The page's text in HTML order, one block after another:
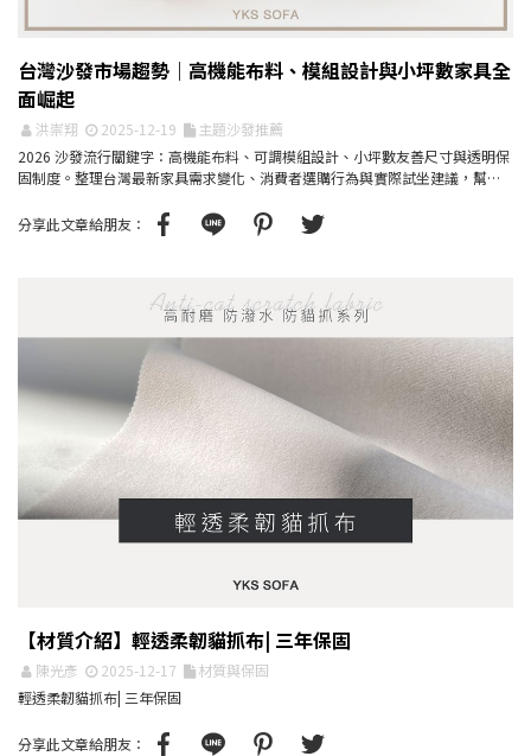
台灣沙發市場趨勢｜高機能布料、模組設計與小坪數家具全
面崛起
洪崇翔 2025-12-19
主題沙發推薦
2026 沙發流行關鍵字：高機能布料、可調模組設計、小坪數友善尺寸與透明保
固制度。整理台灣最新家具需求變化、消費者選購行為與實際試坐建議，幫助
分享此文章給朋友：
【材質介紹】輕透柔韌貓抓布| 三年保固
陳光彥 2025-12-17
材質與保固
輕透柔韌貓抓布| 三年保固
分享此文章給朋友：